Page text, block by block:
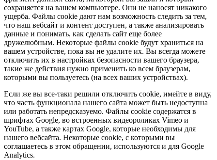
сохраняется на вашем компьютере. Они не наносят никакого
ущерба. Файлы cookie дают нам возможность следить за тем,
что наш вебсайт и контент доступен, а также анализировать
данные и понимать, как сделать сайт еще более
дружелюбным. Некоторые файлы cookie будут храниться на
вашем устройстве, пока вы не удалите их. Вы всегда можете
отключить их в настройках безопасности вашего браузера,
такие же действия нужно применить ко всем браузерам,
которыми вы пользуетесь (на всех ваших устройствах).
Если же вы все-таки решили отключить cookie, имейте в виду,
что часть функционала нашего сайта может быть недоступна
или работать непредсказуемо. Файлы cookie содержатся в
шрифтах Google, во встроенных видеороликах Vimeo и
YouTube, а также картах Google, которые необходимы для
нашего вебсайта. Некоторые cookie, с которыми вы
соглашаетесь в этом обращении, используются и для Google
Analytics.